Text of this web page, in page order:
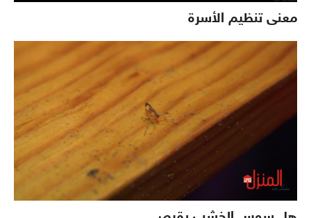
معنى تنظيم الأسرة